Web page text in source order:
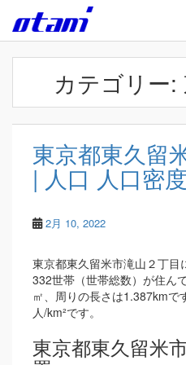
Skip to main content
カテゴリー:
東京都東久留
| 人口 人口密
2月 10, 2022
東京都東久留米市滝山２丁目
332世帯（世帯総数）が住ん
㎡、周りの長さは1.387kmで
人/km²です。
東京都東久留米